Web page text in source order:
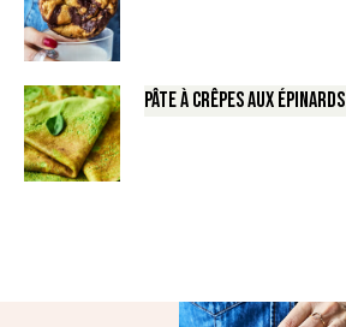
Pâte à crêpes aux épinards